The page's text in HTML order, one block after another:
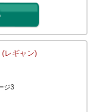
(レギャン)